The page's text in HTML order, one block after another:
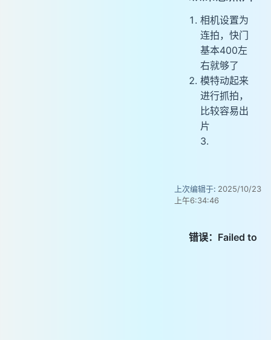
相机设置为
连拍，快门
基本400左
右就够了
模特动起来
进行抓拍，
比较容易出
片
3.
上次编辑于: 2025/10/23
上午6:34:46